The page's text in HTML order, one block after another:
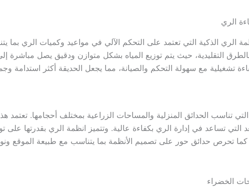
الري
الذكية التي تعتمد على التحكم الآلي في مواعيد وكميات الري بما
التقليدية، حيث يتم توزيع المياه بشكل متوازن ودقيق يصل مباشرة
مع سهولة التحكم والصيانة، مما يجعل الحديقة أكثر استدامة
تناسب الحدائق المنزلية والمساحات الزراعية بمختلف أحجامها. تعتمد
تساعد في إدارة الري بكفاءة عالية. وتتميز انظمة الري بقدرتها على
كما تحرص حدائق حور على تصميم الأنظمة بما يتناسب مع طبيعة الموقع
الخضراء